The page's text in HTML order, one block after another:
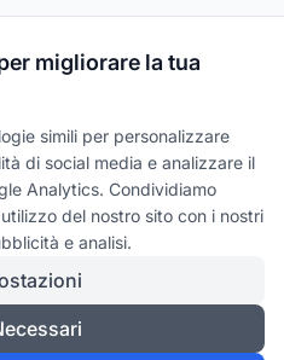
migliorare la tua
simili per personalizzare
di social media e analizzare il
Analytics. Condividiamo
del nostro sito con i nostri
e analisi.